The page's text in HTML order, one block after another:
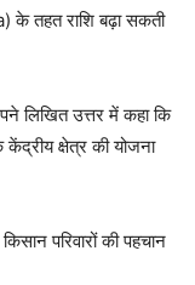
के तहत राशि बढ़ा सकती
लिखित उत्तर में कहा कि
क्षेत्र की योजना
परिवारों की पहचान